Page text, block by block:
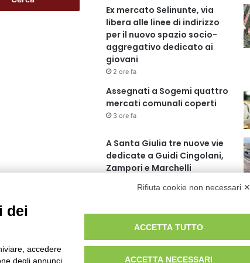
Ex mercato Selinunte, via
libera alle linee di indirizzo
per il nuovo spazio socio-
aggregativo dedicato ai
giovani
2 ore fa
Assegnati a Sogemi quattro
mercati comunali coperti
3 ore fa
A Santa Giulia tre nuove vie
dedicate a Guidi Cingolani,
Zampori e Marchelli
aperti concorsi internazionali
1 giorno fa
Rifiuta cookie non necessari ✕
dei
accedere
degli annunci.
ACCETTA TUTTO
ACCETTA NECESSARI